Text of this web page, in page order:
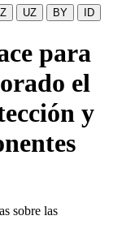
UZ BY ID
para
el
y
sobre las